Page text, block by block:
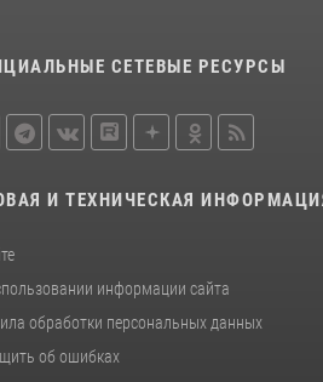
СЕТЕВЫЕ РЕСУРСЫ
И ТЕХНИЧЕСКАЯ
информации сайта
обработки персональных данных
об ошибках